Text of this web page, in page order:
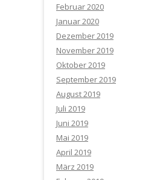
Februar 2020
Januar 2020
Dezember 2019
November 2019
Oktober 2019
September 2019
August 2019
Juli 2019
Juni 2019
Mai 2019
April 2019
März 2019